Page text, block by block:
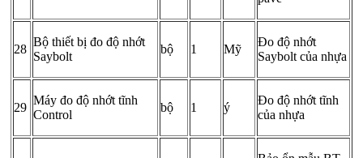
28
Bộ thiết bị đo độ nhớt
Saybolt
bộ 1 Mỹ
Đo độ nhớt
Saybolt của nhựa
29
Máy đo độ nhớt tĩnh
Control
bộ 1 ý
Đo độ nhớt tĩnh
của nhựa